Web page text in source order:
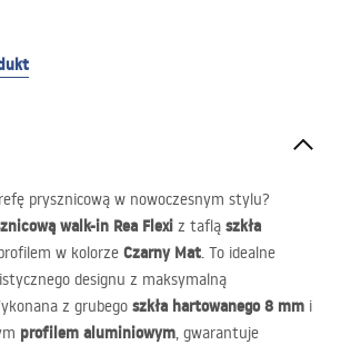
prysznicową w nowoczesnym stylu?
walk-in Rea Flexi z taflą szkła
w kolorze Czarny Mat. To idealne
designu z maksymalną
z grubego szkła hartowanego 8 mm i
profilem aluminiowym, gwarantuje